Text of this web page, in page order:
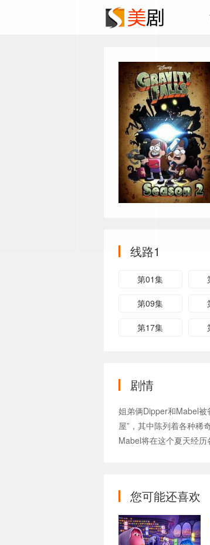
线路1
第01集
第09集
第17集
剧情
姐弟俩Dipper和Mabel
屋”，其中陈列着各种
Mabel将在这个夏天经历
您可能还喜欢